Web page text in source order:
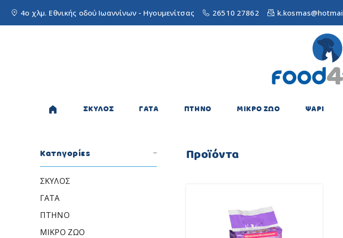
4ο χλμ. Εθνικής οδού Ιωαννίνων - Ηγουμενίτσας 26510 27862
ΣΚΥΛΟΣ ΓΑΤΑ ΠΤΗΝΟ ΜΙΚΡΟ ΖΩΟ ΨΑΡΙ
Κατηγορίες
ΣΚΥΛΟΣ
ΓΑΤΑ
ΠΤΗΝΟ
ΜΙΚΡΟ ΖΩΟ
Προϊόντα